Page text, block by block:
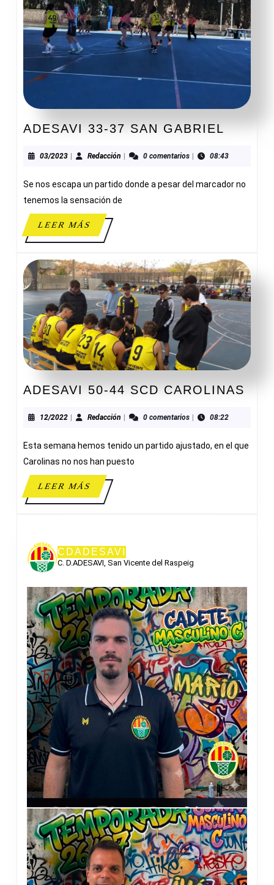
ADESAVI 33-37 SAN GABRIEL
37
03/202303/2023Redacción Redacción0 comentarios 08:43
Se nos escapa un partido donde a pesar del marcador no
tenemos la sensación de
LEER MÁSLEER
MÁS
ADESAVI 50-44 SCD CAROLINAS
12/202212/2022
| Redacción Redacción
| 0 comentarios | 08:22
Esta semana hemos tenido un partido ajustado, en el que
Carolinas no nos han puesto
LEER MÁSLEER
MÁS
CDADESAVI
C. D.ADESAVI, San Vicente del Raspeig